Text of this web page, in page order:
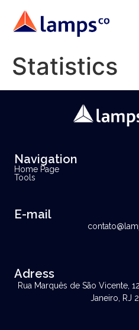
Statistics
Navigation
Home Page
Tools
E-mail
Adress
Rua Marquês de São Vicente,
Janeiro, RJ